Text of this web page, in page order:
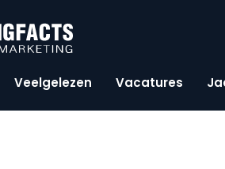
Veelgelezen Vacatures